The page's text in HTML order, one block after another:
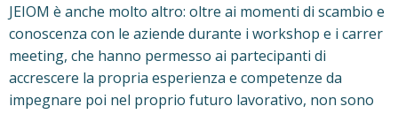
JEIOM è anche molto altro: oltre ai momenti di scambio e
conoscenza con le aziende durante i workshop e i carrer
meeting, che hanno permesso ai partecipanti di
accrescere la propria esperienza e competenze da
impegnare poi nel proprio futuro lavorativo, non sono